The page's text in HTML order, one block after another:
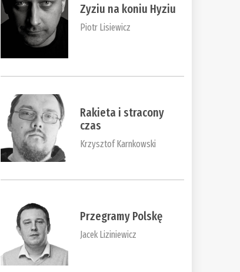
Zyziu na koniu Hyziu
Piotr Lisiewicz
Rakieta i stracony
czas
Krzysztof Karnkowski
Przegramy Polskę
Jacek Liziniewicz